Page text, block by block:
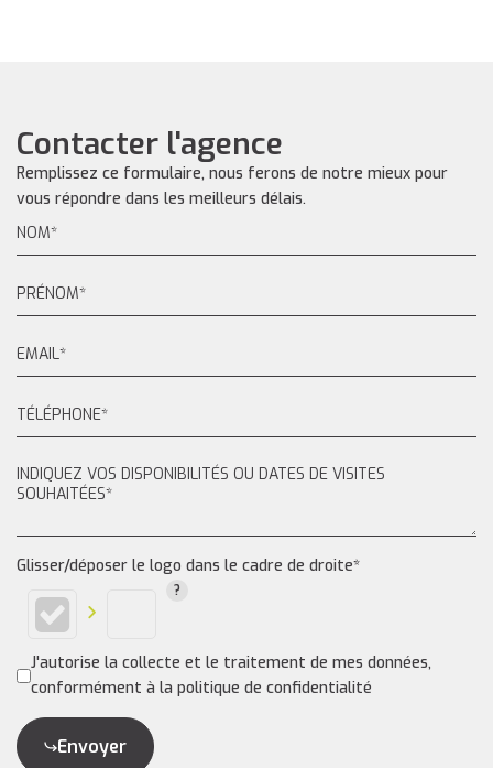
Contacter l'agence
Remplissez ce formulaire, nous ferons de notre mieux pour
vous répondre dans les meilleurs délais.
Glisser/déposer le logo dans le cadre de droite*
J'autorise la collecte et le traitement de mes données,
conformément à la politique de confidentialité
Envoyer